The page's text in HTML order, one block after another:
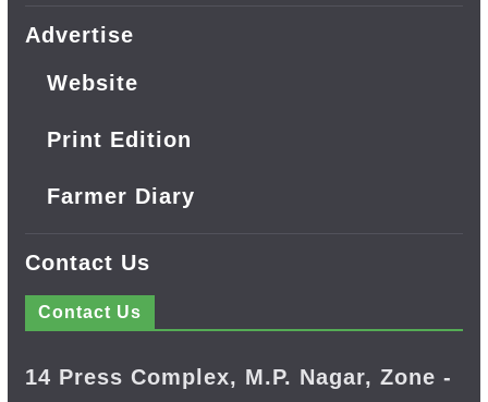
Advertise
Website
Print Edition
Farmer Diary
Contact Us
Contact Us
14 Press Complex, M.P. Nagar, Zone -